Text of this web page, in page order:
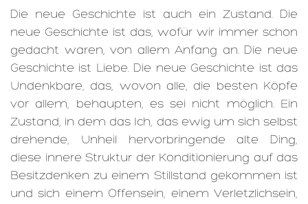
Die neue Geschichte ist auch ein Zustand. Die
neue Geschichte ist das, wofür wir immer schon
gedacht waren, von allem Anfang an. Die neue
Geschichte ist Liebe. Die neue Geschichte ist das
Undenkbare, das, wovon alle, die besten Köpfe
vor allem, behaupten, es sei nicht möglich. Ein
Zustand, in dem das Ich, das ewig um sich selbst
drehende, Unheil hervorbringende alte Ding,
diese innere Struktur der Konditionierung auf das
Besitzdenken zu einem Stillstand gekommen ist
und sich einem Offensein, einem Verletzlichsein,